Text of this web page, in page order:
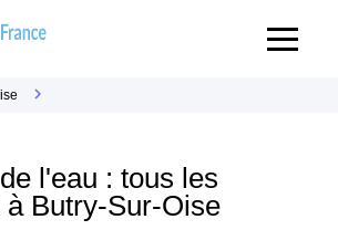
l'eau : tous les
Butry-Sur-Oise